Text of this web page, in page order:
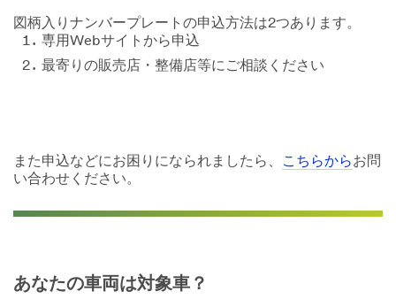
図柄入りナンバープレートの申込方法は2つあります。
専用Webサイトから申込
最寄りの販売店・整備店等にご相談ください
また申込などにお困りになられましたら、 こちらからお問
い合わせください。
あなたの車両は対象車？